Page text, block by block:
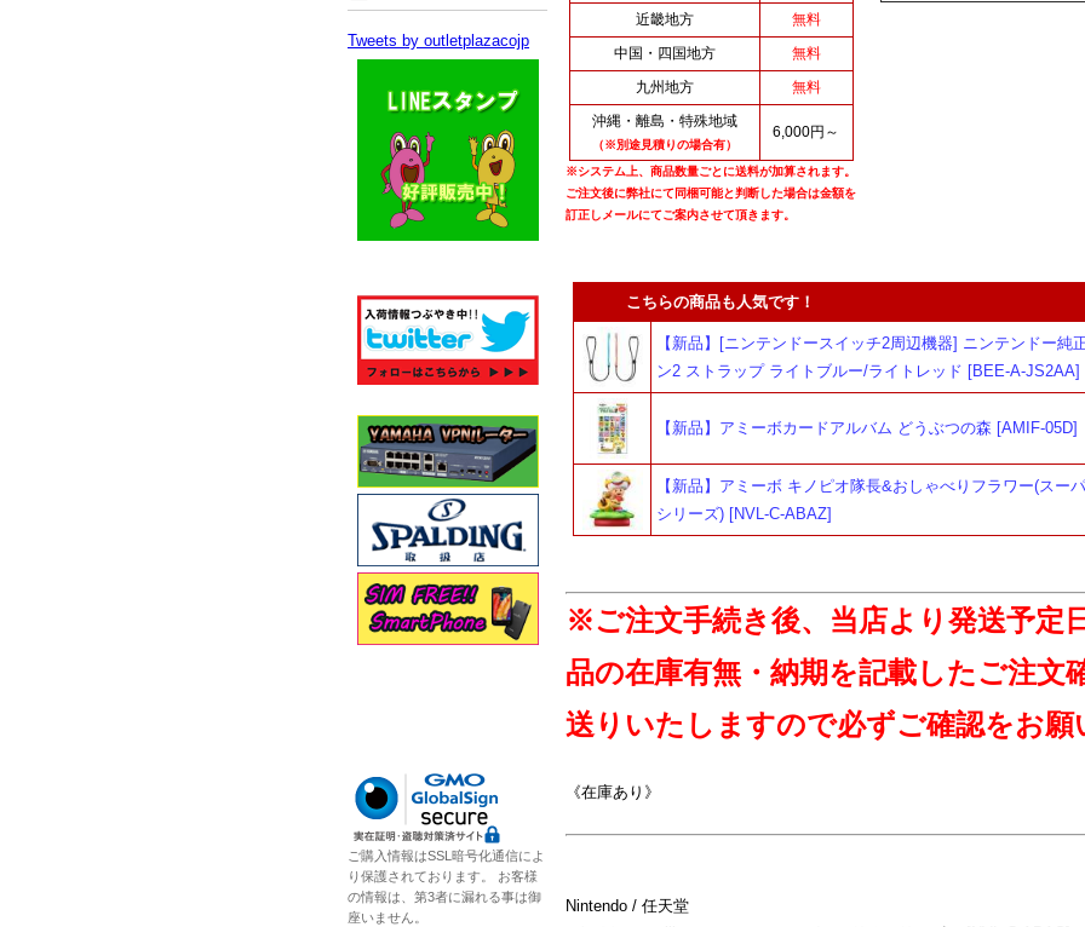
近畿地方
無料
中国・四国地方
無料
九州地方
無料
沖縄・離島・特殊地域
（※別途見積りの場合有）
6,000円～
※システム上、商品数量ごとに送料が加算されます。
ご注文後に弊社にて同梱可能と判断した場合は金額を
訂正しメールにてご案内させて頂きます。
こちらの商品も人気です！
【新品】[ニンテンドースイッチ2周辺機器] ニンテンドー純
ン2 ストラップ ライトブルー/ライトレッド [BEE-A-JS2AA]
【新品】アミーボカードアルバム どうぶつの森 [AMIF-05D]
【新品】アミーボ キノピオ隊長&おしゃべりフラワー(スー
シリーズ) [NVL-C-ABAZ]
※ご注文手続き後、当店より発送予定
品の在庫有無・納期を記載したご注文
送りいたしますので必ずご確認をお願
《在庫あり》
Nintendo / 任天堂
Tweets by outletplazacojp
ご購入情報はSSL暗号化通信によ
り保護されております。 お客様
の情報は、第3者に漏れる事は御
座いません。